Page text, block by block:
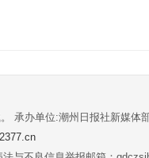
承办单位:潮州日报社新媒体